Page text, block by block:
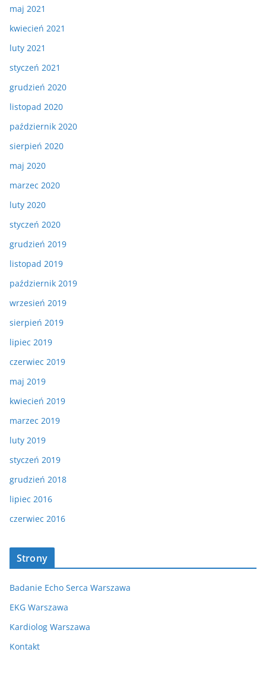
maj 2021
kwiecień 2021
luty 2021
styczeń 2021
grudzień 2020
listopad 2020
październik 2020
sierpień 2020
maj 2020
marzec 2020
luty 2020
styczeń 2020
grudzień 2019
listopad 2019
październik 2019
wrzesień 2019
sierpień 2019
lipiec 2019
czerwiec 2019
maj 2019
kwiecień 2019
marzec 2019
luty 2019
styczeń 2019
grudzień 2018
lipiec 2016
czerwiec 2016
Strony
Badanie Echo Serca Warszawa
EKG Warszawa
Kardiolog Warszawa
Kontakt